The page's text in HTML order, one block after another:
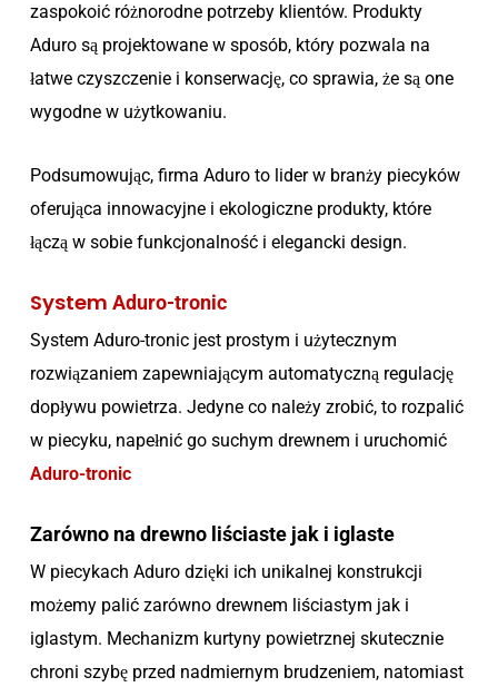
zaspokoić różnorodne potrzeby klientów. Produkty
Aduro są projektowane w sposób, który pozwala na
łatwe czyszczenie i konserwację, co sprawia, że są one
wygodne w użytkowaniu.
Podsumowując, firma Aduro to lider w branży piecyków
oferująca innowacyjne i ekologiczne produkty, które
łączą w sobie funkcjonalność i elegancki design.
SystemAduro-tronic
System Aduro-tronic jest prostym i użytecznym
rozwiązaniem zapewniającym automatyczną regulację
dopływu powietrza. Jedyne co należy zrobić, to rozpalić
w piecyku, napełnić go suchym drewnem i uruchomić
Aduro-tronic
Zarówno na drewno liściaste jak i iglaste
W piecykach Aduro dzięki ich unikalnej konstrukcji
możemy palić zarówno drewnem liściastym jak i
iglastym. Mechanizm kurtyny powietrznej skutecznie
chroni szybę przed nadmiernym brudzeniem, natomiast